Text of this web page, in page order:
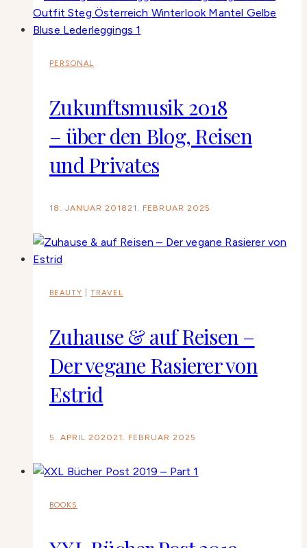
PERSONAL
Zukunftsmusik 2018
– über den Blog, Reisen
und Privates
18. JANUAR 2018 21. FEBRUAR 2025
BEAUTY TRAVEL
Zuhause & auf Reisen –
Der vegane Rasierer von
Estrid
5. APRIL 2020 21. FEBRUAR 2025
BOOKS